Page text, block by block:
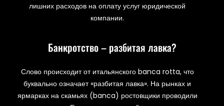
лишних расходов на оплату услуг юридической
компании.
Банкротство – разбитая лавка?
Слово происходит от итальянского banca rotta, что
буквально означает «разбитая лавка». На рынках и
ярмарках на скамьях (banca) ростовщики проводили